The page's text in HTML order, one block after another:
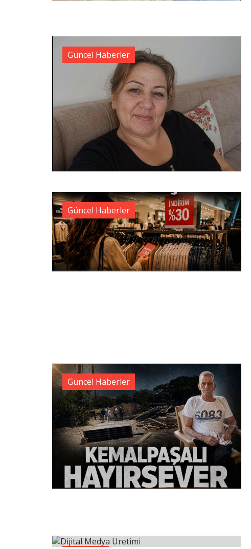
Güncel Haberler
Güncel Haberler
Güncel Haberler